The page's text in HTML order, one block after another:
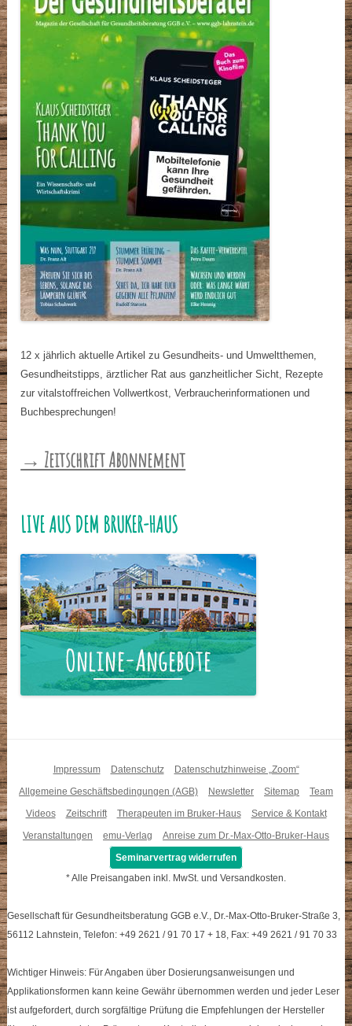
12 x jährlich aktuelle Artikel zu Gesundheits- und Umweltthemen,
Gesundheitstipps, ärztlicher Rat aus ganzheitlicher Sicht, Rezepte
zur vitalstoffreichen Vollwertkost, Verbraucherinformationen und
Buchbesprechungen!
→ Zeitschrift Abonnement
LIVE AUS DEM BRUKER-HAUS
Impressum Datenschutz
Datenschutzhinweise „Zoom“
Allgemeine Geschäftsbedingungen (AGB)
Newsletter Sitemap
Team
Videos
Zeitschrift Therapeuten im Bruker-Haus
Service & Kontakt
Veranstaltungen
emu-Verlag
Anreise zum Dr.-Max-Otto-Bruker-Haus
Seminarvertrag widerrufen
* Alle Preisangaben inkl. MwSt. und Versandkosten.
Gesellschaft für Gesundheitsberatung GGB e.V., Dr.-Max-Otto-Bruker-Straße 3,
56112 Lahnstein, Telefon: +49 2621 / 91 70 17 + 18, Fax: +49 2621 / 91 70 33
Wichtiger Hinweis: Für Angaben über Dosierungsanweisungen und
Applikationsformen kann keine Gewähr übernommen werden und jeder Leser
ist aufgefordert, durch sorgfältige Prüfung die Empfehlungen der Hersteller